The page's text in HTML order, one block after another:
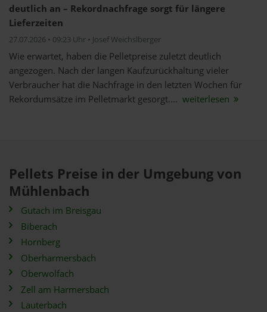
deutlich an – Rekordnachfrage sorgt für längere
Lieferzeiten
27.07.2026 • 09:23 Uhr • Josef Weichslberger
Wie erwartet, haben die Pelletpreise zuletzt deutlich
angezogen. Nach der langen Kaufzurückhaltung vieler
Verbraucher hat die Nachfrage in den letzten Wochen für
Rekordumsätze im Pelletmarkt gesorgt.... weiterlesen
Pellets Preise in der Umgebung von
Mühlenbach
Gutach im Breisgau
Biberach
Hornberg
Oberharmersbach
Oberwolfach
Zell am Harmersbach
Lauterbach